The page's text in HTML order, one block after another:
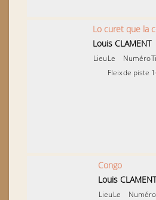
Lo curet que la
Louis CLAMENT
LieuLe
Fleix
Numéro
de piste
Congo
Louis CLAMENT
LieuLe
Numéro